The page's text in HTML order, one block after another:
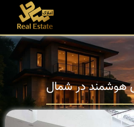
هوشمند در شمال